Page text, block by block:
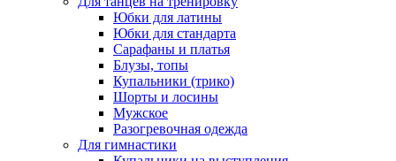
Юбки для латины
Юбки для стандарта
Сарафаны и платья
Блузы, топы
Купальники (трико)
Шорты и лосины
Мужское
Разогревочная одежда
Для гимнастики